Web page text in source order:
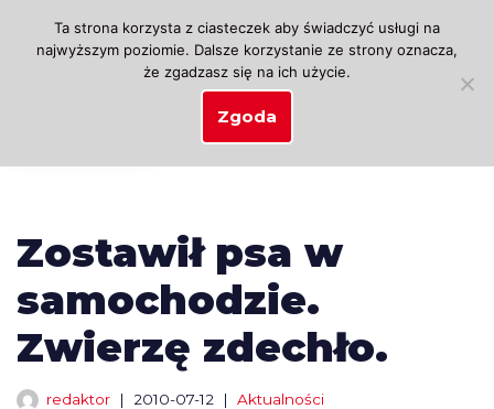
Przejdź
Zostawił psa w
samochodzie.
Zwierzę zdechło.
redaktor 2010-07-12 Aktualności
Ta strona korzysta z ciasteczek aby świadczyć usługi na
najwyższym poziomie. Dalsze korzystanie ze strony oznacza,
że zgadzasz się na ich użycie.
Zgoda